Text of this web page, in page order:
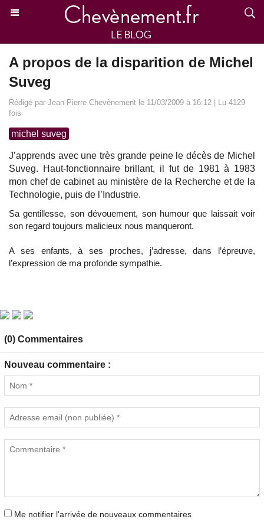
A propos de la disparition de Michel
Suveg
Rédigé par Jean-Pierre Chevènement le 11/03/2009 à 16:12 | Lu 4129
fois
michel suveg
J’apprends avec une très grande peine le décès de Michel
Suveg. Haut-fonctionnaire brillant, il fut de 1981 à 1983
mon chef de cabinet au ministère de la Recherche et de la
Technologie, puis de l’Industrie.
Sa gentillesse, son dévouement, son humour que laissait voir
son regard toujours malicieux nous manqueront.
A ses enfants, à ses proches, j’adresse, dans l’épreuve,
l’expression de ma profonde sympathie.
(0) Commentaires
Nouveau commentaire :
Me notifier l'arrivée de nouveaux commentaires